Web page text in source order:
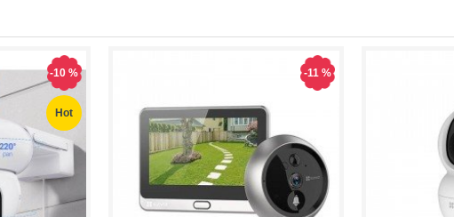
Захранващ конектор за охранителни камери
€0.61(1.20лв.)
Купи
FTP кабел Cat5 за пренос на видеосигнал и захранване по усукана двойка
(1.14лв.)
Hot
-10 % -11 %